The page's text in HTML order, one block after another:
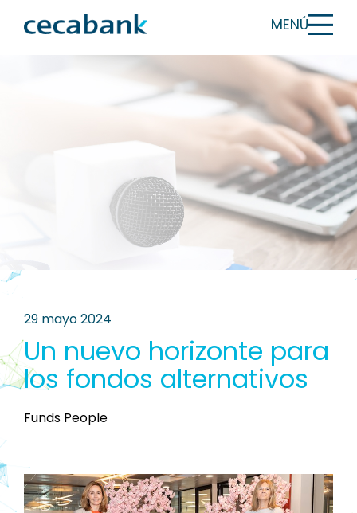
MENÚ
29 mayo 2024
Un nuevo horizonte para
los fondos alternativos
Funds People